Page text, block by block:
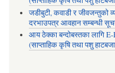
जडीबुटी, कवाडी र जीवजन्तुको
दरभाउपत्र आवहान सम्बन्धी
आय ठेक्का बन्दोबस्तका लागि
(साप्ताहिक कृषि तथा पशु